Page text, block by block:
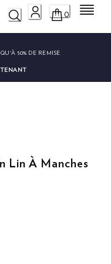
0 Menu
50% DE REMISE
Lin À Manches